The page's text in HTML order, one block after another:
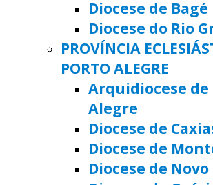
Diocese de Bagé
Diocese do Rio
PROVÍNCIA
PORTO ALEGRE
Arquidiocese de
Alegre
Diocese de
Diocese de
Diocese de